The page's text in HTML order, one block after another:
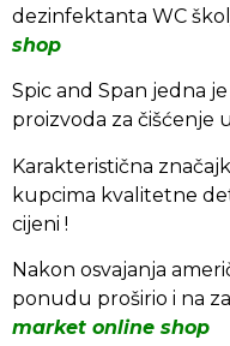
dezinfektanta WC
shop
Spic and Span jedna
proizvoda za čišćenje
Karakteristična
kupcima kvalitetne
cijeni !
Nakon osvajanja
ponudu proširio i na
market online shop